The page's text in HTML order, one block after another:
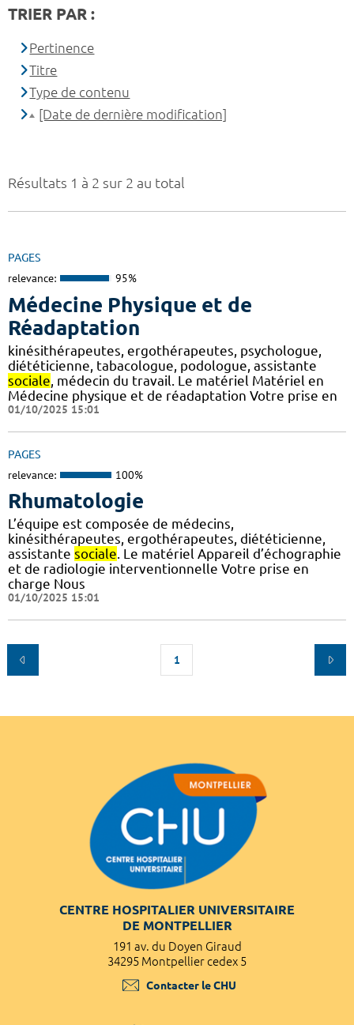
Résultats 1 à 2 sur 2 au total
PAGES
relevance: 95%
Médecine Physique et de
Réadaptation
kinésithérapeutes, ergothérapeutes, psychologue,
diététicienne, tabacologue, podologue, assistante
sociale , médecin du travail. Le matériel Matériel en
Médecine physique et de réadaptation Votre prise en
01/10/2025 15:01
PAGES
relevance: 100%
Rhumatologie
L’équipe est composée de médecins,
kinésithérapeutes, ergothérapeutes, diététicienne,
assistante sociale. Le matériel Appareil d’échographie
et de radiologie interventionnelle Votre prise en
charge Nous
01/10/2025 15:01
1
TRIER PAR :
Pertinence
Titre
Type de contenu
[Date de dernière modification]
CENTRE HOSPITALIER UNIVERSITAIRE
DE MONTPELLIER
191 av. du Doyen Giraud
34295 Montpellier cedex 5
Contacter le CHU